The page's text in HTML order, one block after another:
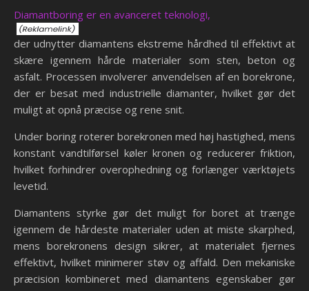
Diamantboring er en avanceret teknologi,
der udnytter diamantens ekstreme hårdhed til effektivt at
skære igennem hårde materialer som sten, beton og
asfalt. Processen involverer anvendelsen af en borekrone,
der er besat med industrielle diamanter, hvilket gør det
muligt at opnå præcise og rene snit.
Under boring roterer borekronen med høj hastighed, mens
konstant vandtilførsel køler kronen og reducerer friktion,
hvilket forhindrer overophedning og forlænger værktøjets
levetid.
Diamantens styrke gør det muligt for boret at trænge
igennem de hårdeste materialer uden at miste skarphed,
mens borekronens design sikrer, at materialet fjernes
effektivt, hvilket minimerer støv og affald. Den mekaniske
præcision kombineret med diamantens egenskaber gør